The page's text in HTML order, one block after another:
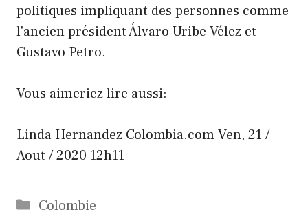
politiques impliquant des personnes comme
l'ancien président Álvaro Uribe Vélez et
Gustavo Petro.
Vous aimeriez lire aussi:
Linda Hernandez Colombia.comVen, 21 /
Aout / 2020 12h11
Catégories
Colombie